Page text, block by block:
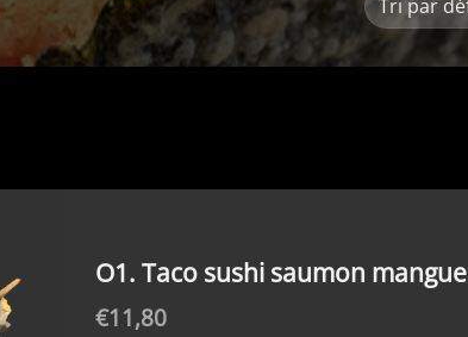
O1. Taco sushi saumon mangue
€11,80